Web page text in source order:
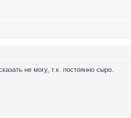
не могу, т.к. постоянно сыро.